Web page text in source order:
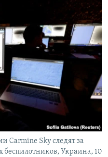
Carmine Sky следят за
беспилотников, Украина, 10